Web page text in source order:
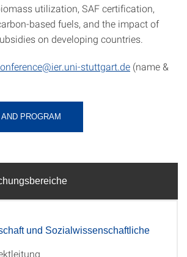
utilization, SAF certification,
based fuels, and the impact of
on developing countries.
stuttgart.de (name &
AND PROGRAM
und Sozialwissenschaftliche